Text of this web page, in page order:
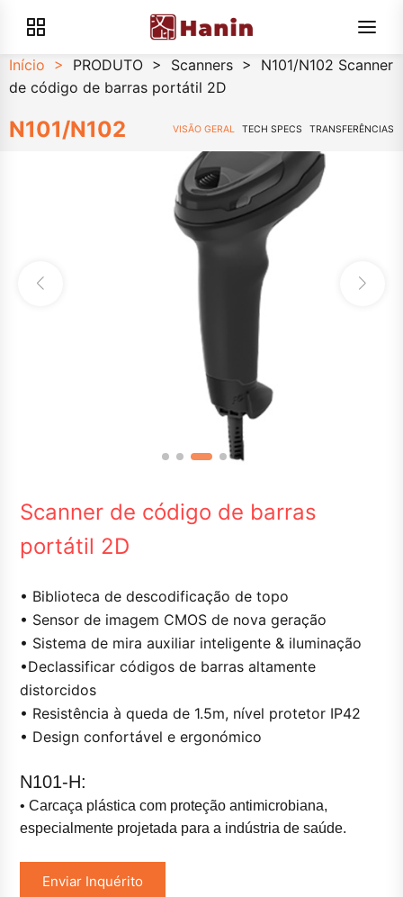
Início > PRODUTO > Scanners >
N101/N102 Scanner
de código de barras portátil 2D
N101/N102 VISÃO GERAL TECH SPECS TRANSFERÊNCIAS
Scanner de código de barras
portátil 2D
• Biblioteca de descodificação de topo
• Sensor de imagem CMOS de nova geração
• Sistema de mira auxiliar inteligente & iluminação
•Declassificar códigos de barras altamente
distorcidos
• Resistência à queda de 1.5m, nível protetor IP42
• Design confortável e ergonómico
N101-H:
• Carcaça plástica com proteção antimicrobiana,
especialmente projetada para a indústria de saúde.
Enviar Inquérito